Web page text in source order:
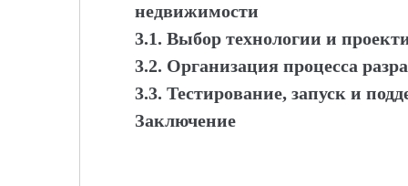
недвижимости
3.1. Выбор технологии и
3.2. Организация процесса
3.3. Тестирование, запуск и
Заключение